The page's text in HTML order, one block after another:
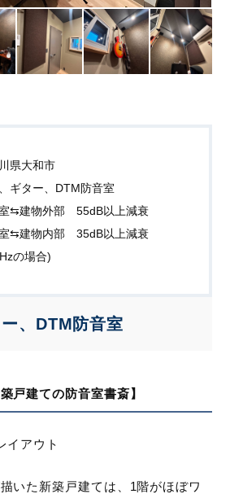
県大和市
ギター、DTM防音室
⇆建物外部 55dB以上減衰
⇆建物内部 35dB以上減衰
の場合)
、DTM防音室
戸建ての防音室書斎】
イアウト
いた新築戸建ては、1階がほぼワ